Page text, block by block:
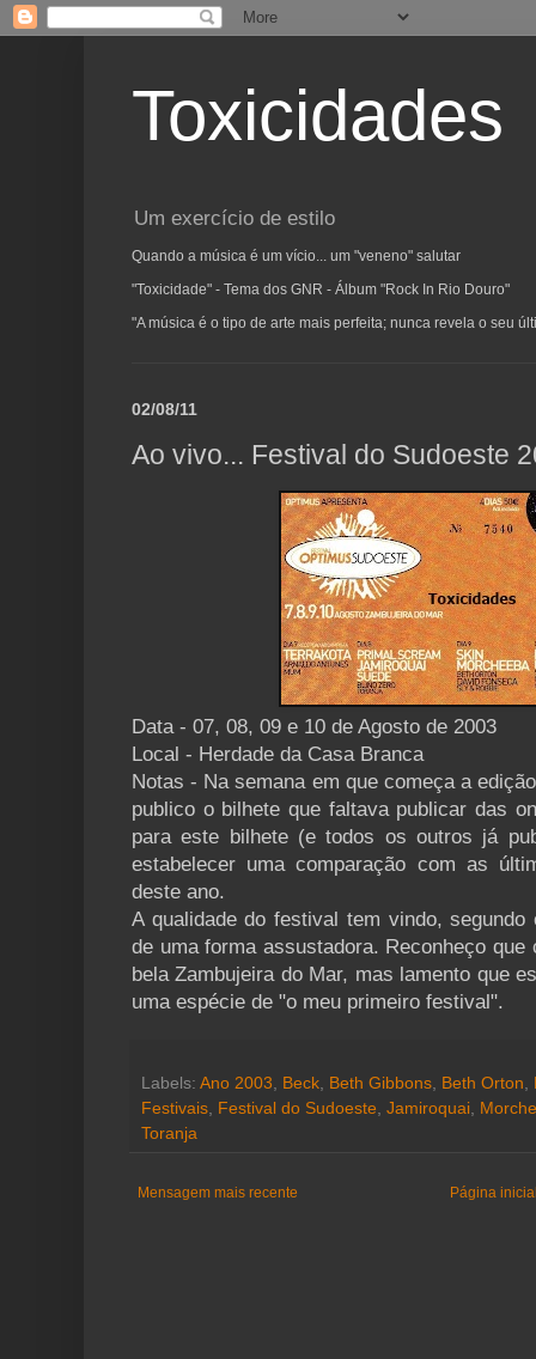
Toxicidades
Um exercício de estilo
Quando a música é um vício... um "veneno" salutar
"Toxicidade" - Tema dos GNR - Álbum "Rock In Rio Douro"
"A música é o tipo de arte mais perfeita; nunca revela o seu
02/08/11
Ao vivo... Festival do Sudoeste
Data - 07, 08, 09 e 10 de Agosto de 2003
Local - Herdade da Casa Branca
Notas - Na semana em que começa a
publico o bilhete que faltava publicar das
para este bilhete (e todos os outros já
estabelecer uma comparação com as
deste ano.
A qualidade do festival tem vindo,
de uma forma assustadora. Reconheço
bela Zambujeira do Mar, mas lamento que
uma espécie de "o meu primeiro festival".
Labels: Ano 2003, Beck, Beth Gibbons, Beth Orton,
Festivais, Festival do Sudoeste, Jamiroquai,
Toranja
Mensagem mais recente Página